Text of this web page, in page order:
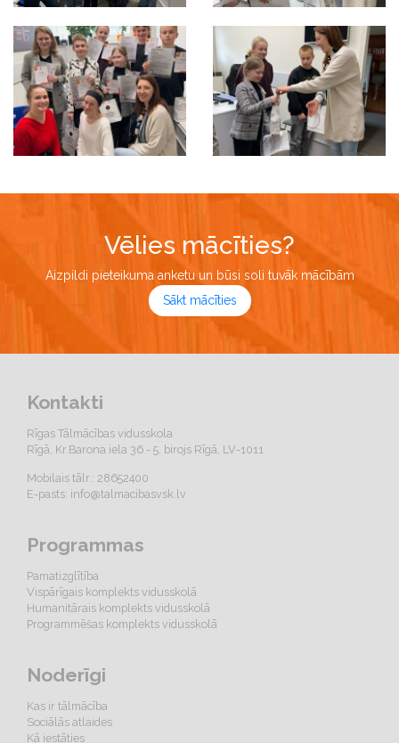
Vēlies mācīties?
Aizpildi pieteikuma anketu un būsi soli tuvāk mācībām
Sākt mācīties
Kontakti
Rīgas Tālmācības vidusskola
Rīgā, Kr.Barona iela 36 - 5. birojs Rīgā, LV-1011
Mobilais tālr.: 28652400
E-pasts: info@talmacibasvsk.lv
Programmas
Pamatizglītība
Vispārīgais komplekts vidusskolā
Humanitārais komplekts vidusskolā
Programmēšas komplekts vidusskolā
Noderīgi
Kas ir tālmācība
Sociālās atlaides
Kā iestāties